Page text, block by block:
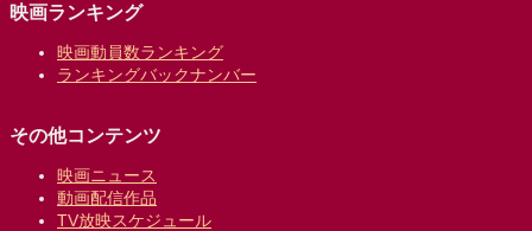
映画ランキング
映画動員数ランキング
ランキングバックナンバー
その他コンテンツ
映画ニュース
動画配信作品
TV放映スケジュール